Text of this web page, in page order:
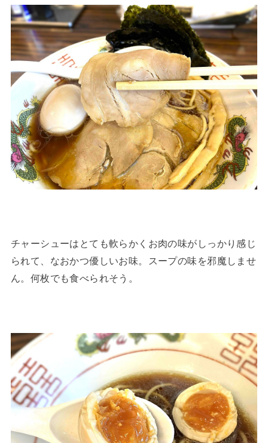
チャーシューはとても軟らかくお肉の味がしっかり感じ
られて、なおかつ優しいお味。スープの味を邪魔しませ
ん。何枚でも食べられそう。